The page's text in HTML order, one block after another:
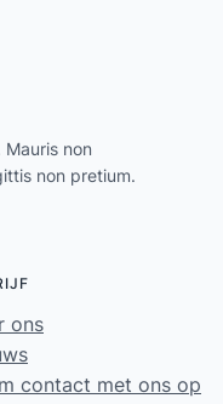
non
non pretium.
ons
contact met ons op